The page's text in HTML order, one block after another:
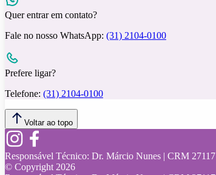
Quer entrar em contato?
Fale no nosso WhatsApp: (31) 2104-0100
Prefere ligar?
Telefone: (31) 2104-0100
Voltar ao topo
Responsável Técnico: Dr. Márcio Nunes | CRM 27117
© Copyright 2026